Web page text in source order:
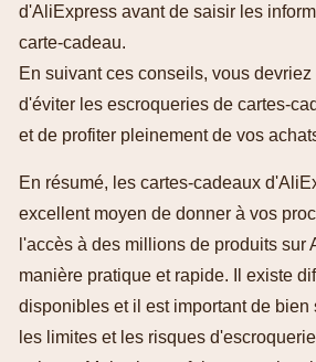
d'AliExpress avant de saisir les
carte-cadeau.
En suivant ces conseils, vous
d'éviter les escroqueries de cartes-
et de profiter pleinement de vos
En résumé, les cartes-cadeaux
excellent moyen de donner à vos
l'accès à des millions de produits sur
manière pratique et rapide. Il existe
disponibles et il est important de bien
les limites et les risques